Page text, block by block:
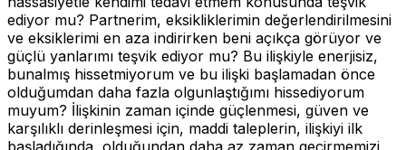
ediyor mu? Partnerim, eksikliklerimin değerlendirilmesini
ve eksiklerimi en aza indirirken beni açıkça görüyor ve
güçlü yanlarımı teşvik ediyor mu? Bu ilişkiyle enerjisiz,
bunalmış hissetmiyorum ve bu ilişki başlamadan önce
olduğumdan daha fazla olgunlaştığımı hissediyorum
muyum? İlişkinin zaman içinde güçlenmesi, güven ve
karşılıklı derinleşmesi için, maddi taleplerin, ilişkiyi ilk